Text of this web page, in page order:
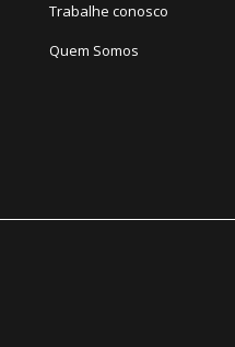
Trabalhe conosco
Quem Somos